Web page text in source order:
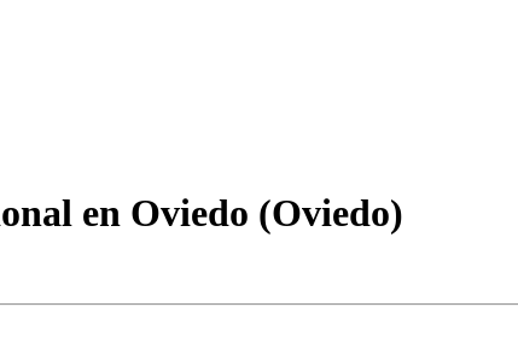
en Oviedo (Oviedo)